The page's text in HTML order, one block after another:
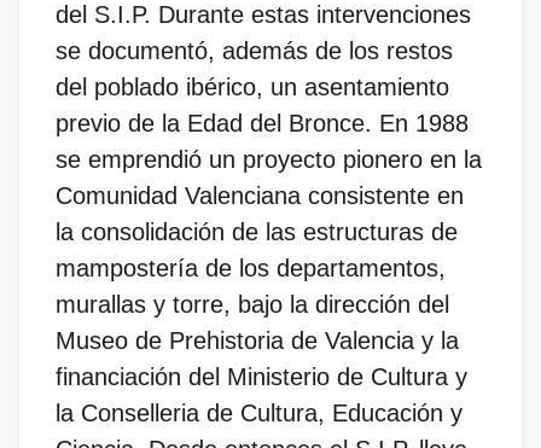
del S.I.P. Durante estas intervenciones
se documentó, además de los restos
del poblado ibérico, un asentamiento
previo de la Edad del Bronce. En 1988
se emprendió un proyecto pionero en la
Comunidad Valenciana consistente en
la consolidación de las estructuras de
mampostería de los departamentos,
murallas y torre, bajo la dirección del
Museo de Prehistoria de Valencia y la
financiación del Ministerio de Cultura y
la Conselleria de Cultura, Educación y